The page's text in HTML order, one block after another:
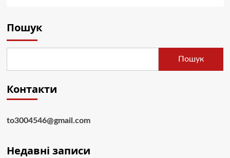
Пошук
Пошук
Контакти
to3004546@gmail.com
Недавні записи